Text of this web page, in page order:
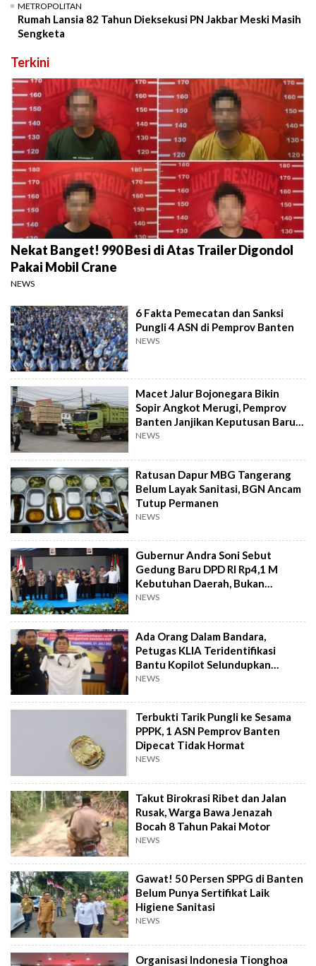
METROPOLITAN
Rumah Lansia 82 Tahun Dieksekusi PN Jakbar Meski Masih
Sengketa
Terkini
Nekat Banget! 990 Besi di Atas Trailer Digondol
Pakai Mobil Crane
NEWS
6 Fakta Pemecatan dan Sanksi
Pungli 4 ASN di Pemprov Banten
NEWS
Macet Jalur Bojonegara Bikin
Sopir Angkot Merugi, Pemprov
Banten Janjikan Keputusan Baru 4
Hari Lagi
NEWS
Ratusan Dapur MBG Tangerang
Belum Layak Sanitasi, BGN Ancam
Tutup Permanen
NEWS
Gubernur Andra Soni Sebut
Gedung Baru DPD RI Rp4,1 M
Kebutuhan Daerah, Bukan
Senator
NEWS
Ada Orang Dalam Bandara,
Petugas KLIA Teridentifikasi
Bantu Kopilot Selundupkan
Ekstasi ke Indonesia
NEWS
Terbukti Tarik Pungli ke Sesama
PPPK, 1 ASN Pemprov Banten
Dipecat Tidak Hormat
NEWS
Takut Birokrasi Ribet dan Jalan
Rusak, Warga Bawa Jenazah
Bocah 8 Tahun Pakai Motor
NEWS
Gawat! 50 Persen SPPG di Banten
Belum Punya Sertifikat Laik
Higiene Sanitasi
NEWS
Organisasi Indonesia Tionghoa